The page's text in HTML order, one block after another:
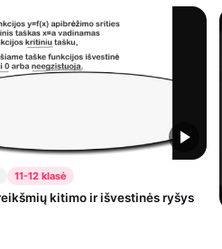
11-12 klasė
kitimo ir išvestinės ryšys